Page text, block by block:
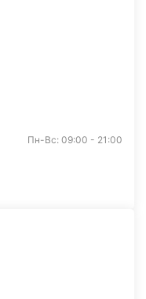
Пн-Вс: 09:00 - 21:00